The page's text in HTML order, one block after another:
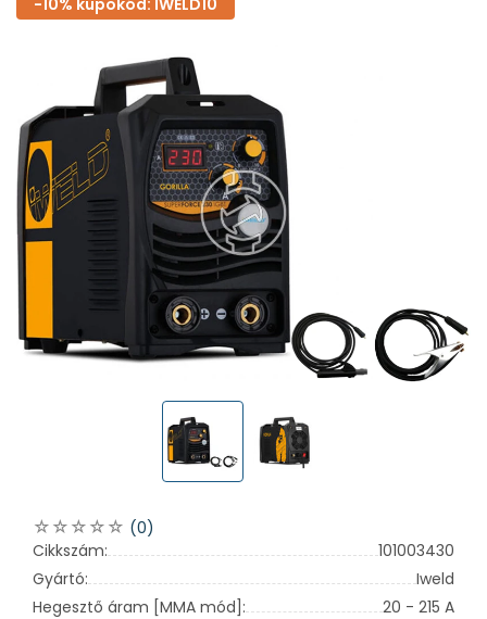
-10% kupokód: IWELD10
(0)
Cikkszám:
101003430
Gyártó:
Iweld
Hegesztő áram [MMA mód]:
20 - 215 A